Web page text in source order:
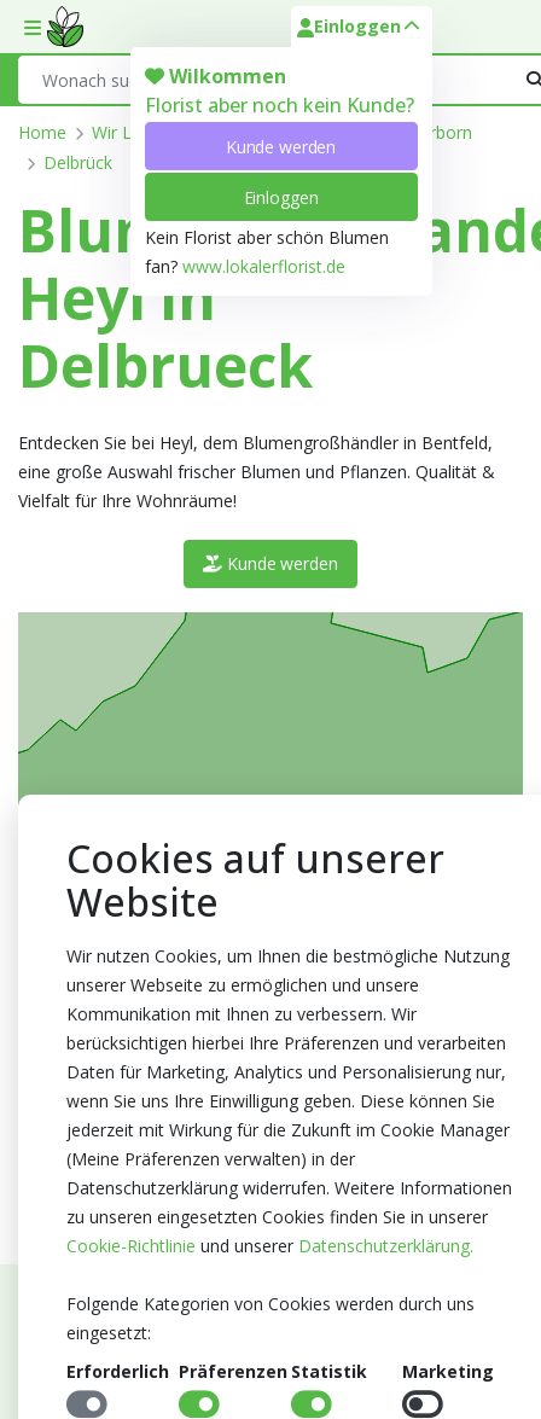
Toggle mobile menu
Einloggen
Wilkommen
Florist aber noch kein Kunde?
Kunde werden
Einloggen
Kein Florist aber schön Blumen
fan? www.lokalerflorist.de
Home Wir Liefern
Paderborn
Delbrück
Heyl in
Delbrueck
Entdecken Sie bei Heyl, dem Blumengroßhändler in Bentfeld,
eine große Auswahl frischer Blumen und Pflanzen. Qualität &
Vielfalt für Ihre Wohnräume!
Kunde werden
Abonnieren Sie unseren Newsletter
Bleiben Sie auf dem Laufenden mit Neuigkeiten und
Entwicklungen von Blumengroßhandel Heyl
Cookies auf unserer
Website
Wir nutzen Cookies, um Ihnen die bestmögliche Nutzung
unserer Webseite zu ermöglichen und unsere
Kommunikation mit Ihnen zu verbessern. Wir
berücksichtigen hierbei Ihre Präferenzen und verarbeiten
Daten für Marketing, Analytics und Personalisierung nur,
wenn Sie uns Ihre Einwilligung geben. Diese können Sie
jederzeit mit Wirkung für die Zukunft im Cookie Manager
(Meine Präferenzen verwalten) in der
Datenschutzerklärung widerrufen. Weitere Informationen
zu unseren eingesetzten Cookies finden Sie in unserer
Cookie-Richtlinie und unserer Datenschutzerklärung.
Folgende Kategorien von Cookies werden durch uns
eingesetzt:
Erforderlich Präferenzen Statistik Marketing